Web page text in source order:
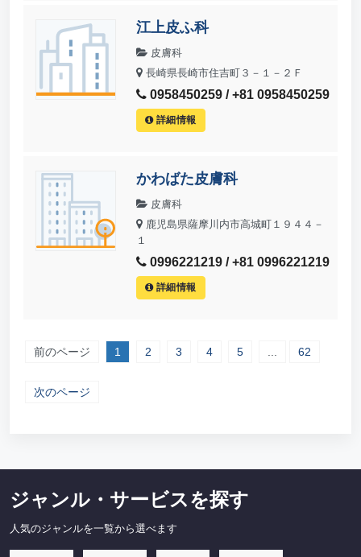
江上皮ふ科
皮膚科
長崎県長崎市住吉町３－１－２Ｆ
0958450259 / +81 0958450259
詳細情報
かわばた皮膚科
皮膚科
鹿児島県薩摩川内市高城町１９４４－
１
0996221219 / +81 0996221219
詳細情報
前のページ 1 2 3 4 5 62
次のページ
ジャンル・サービスを探す
人気のジャンルを一覧から選べます